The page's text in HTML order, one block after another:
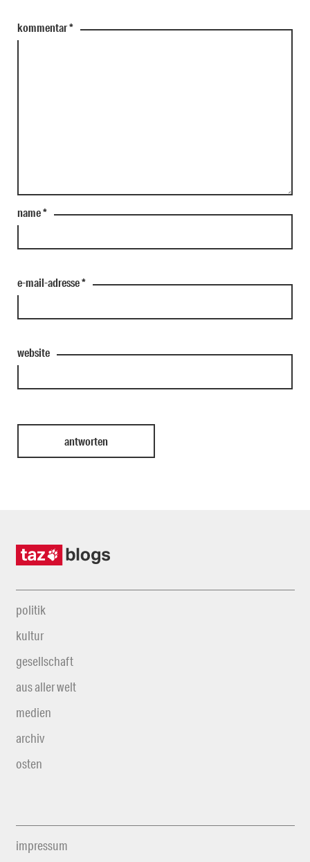
kommentar*
name*
e-mail-adresse*
website
politik
kultur
gesellschaft
aus aller welt
medien
archiv
osten
impressum